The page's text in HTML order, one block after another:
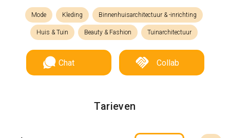
Mode Kleding Binnenhuisarchitectuur & -inrichting
Huis & Tuin Beauty & Fashion Tuinarchitectuur
Chat Collab
Tarieven